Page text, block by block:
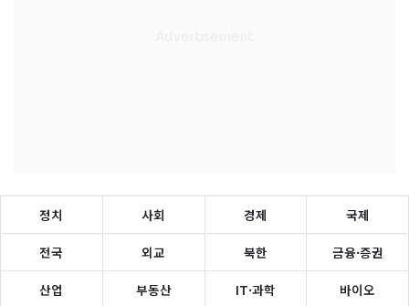
정치 사회 경제 국제
전국 외교 북한 금융·증권
산업 부동산 IT·과학 바이오